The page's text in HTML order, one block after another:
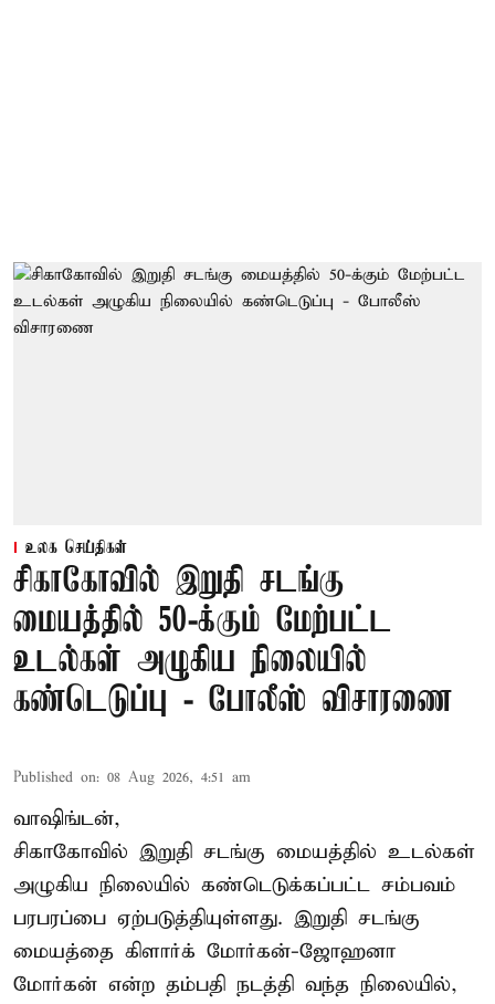
உலக செய்திகள்
சிகாகோவில் இறுதி சடங்கு
மையத்தில் 50-க்கும் மேற்பட்ட
உடல்கள் அழுகிய நிலையில்
கண்டெடுப்பு - போலீஸ் விசாரணை
Published on: 08 Aug 2026, 4:51 am
வாஷிங்டன்,
சிகாகோவில் இறுதி சடங்கு மையத்தில் உடல்கள்
அழுகிய நிலையில் கண்டெடுக்கப்பட்ட சம்பவம்
பரபரப்பை ஏற்படுத்தியுள்ளது. இறுதி சடங்கு
மையத்தை கிளார்க் மோர்கன்-ஜோஹனா
மோர்கன் என்ற தம்பதி நடத்தி வந்த நிலையில்,